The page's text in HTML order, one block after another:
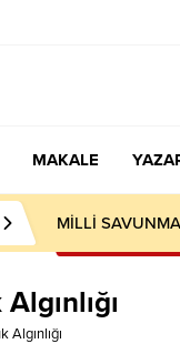
MAKALE
MİLLİ
Algınlığı